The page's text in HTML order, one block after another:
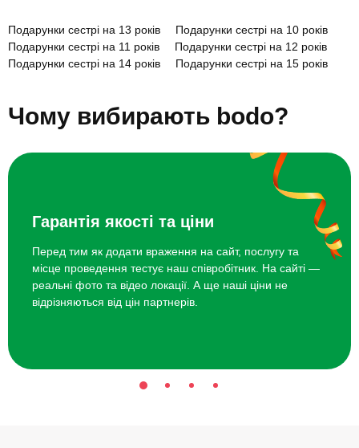
Майстер-клас флористики 2500 грн
Курс кераміки 5500 грн
Курс вокалу 3980 грн
Подарунки сестрі на 13 років
Подарунки сестрі на 10 років
Подарунки сестрі на 11 років
Подарунки сестрі на 12 років
Подарунки сестрі на 14 років
Подарунки сестрі на 15 років
Подарунки сестрі на 9 років
Топ 20 ідей що подарувати сестрі на 13 років
Чому вибирають bodo?
Гарантія якості та ціни
Перед тим як додати враження на сайт, послугу та
місце проведення тестує наш співробітник. На сайті —
реальні фото та відео локації. А ще наші ціни не
відрізняються від цін партнерів.